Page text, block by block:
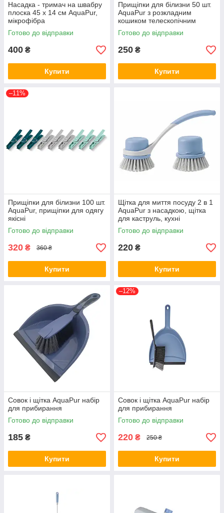
Насадка - тримач на швабру
плоска 45 х 14 см AquaPur,
мікрофібра
Готово до відправки
400 ₴
Купити
Прищіпки для білизни 50 шт.
AquaPur з розкладним
кошиком телескопічним
Готово до відправки
250 ₴
Купити
–11%
Прищіпки для білизни 100 шт.
AquaPur, прищіпки для одягу
якісні
Готово до відправки
320 ₴ 360 ₴
Купити
Щітка для миття посуду 2 в 1
AquaPur з насадкою, щітка
для каструль, кухні
Готово до відправки
220 ₴
Купити
Совок і щітка AquaPur набір
для прибирання
Готово до відправки
185 ₴
Купити
–12%
Совок і щітка AquaPur набір
для прибирання
Готово до відправки
220 ₴ 250 ₴
Купити